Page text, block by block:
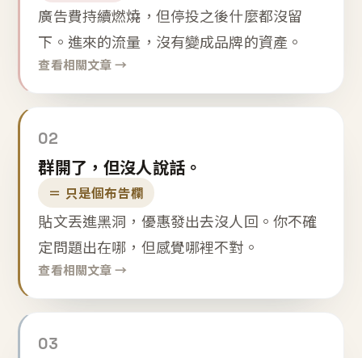
廣告費持續燃燒，但停投之後什麼都沒留
下。進來的流量，沒有變成品牌的資產。
查看相關文章 →
02
群開了，但沒人說話。
＝ 只是個布告欄
貼文丟進黑洞，優惠發出去沒人回。你不確
定問題出在哪，但感覺哪裡不對。
查看相關文章 →
03